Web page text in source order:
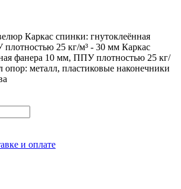
Каркас спинки: гнутоклеённая
25 кг/м³ - 30 мм Каркас
фанера 10 мм, ППУ плотностью 25 кг/
металл, пластиковые наконечники
и оплате